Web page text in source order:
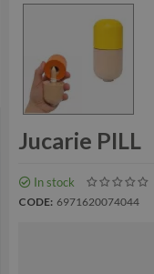
Jucarie PILL
In stock
CODE: 6971620074044